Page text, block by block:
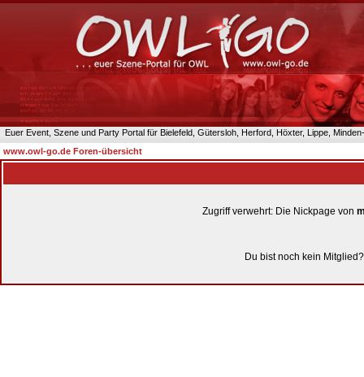
Euer Event, Szene und Party Portal für Bielefeld, Gütersloh, Herford, Höxter, Lippe,
www.owl-go.de Foren-übersicht
Zugriff verwehrt: Die Nickpage von
Du bist noch kein